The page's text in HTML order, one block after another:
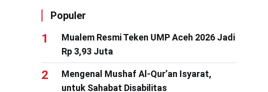
Populer
Mualem Resmi Teken UMP Aceh 2026 Jadi
Rp 3,93 Juta
Mengenal Mushaf Al-Qur’an Isyarat,
untuk Sahabat Disabilitas